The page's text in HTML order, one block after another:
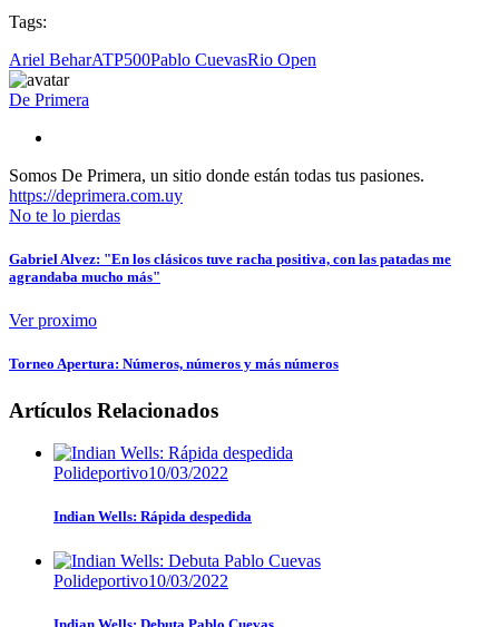
Compartir
Tags:
Ariel BeharATP500Pablo CuevasRio Open
De Primera
Somos De Primera, un sitio donde están todas tus pasiones.
https://deprimera.com.uy
No te lo pierdas
Gabriel Alvez: "En los clásicos tuve racha positiva, con las patadas me
agrandaba mucho más"
Ver proximo
Torneo Apertura: Números, números y más números
Artículos Relacionados
Polideportivo10/03/2022
Indian Wells: Rápida despedida
Polideportivo10/03/2022